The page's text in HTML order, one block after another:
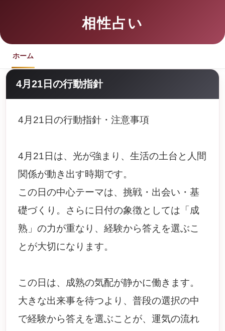
相性占い
ホーム
4月21日の行動指針
4月21日の行動指針・注意事項
4月21日は、光が強まり、生活の土台と人間
関係が動き出す時期です。
この日の中心テーマは、挑戦・出会い・基
礎づくり。さらに日付の象徴としては「成
熟」の力が重なり、経験から答えを選ぶこ
とが大切になります。
この日は、成熟の気配が静かに働きます。
大きな出来事を待つより、普段の選択の中
で経験から答えを選ぶことが、運気の流れ